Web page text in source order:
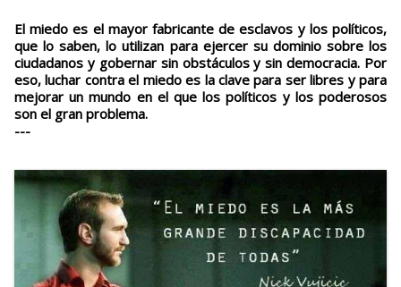
El miedo es el mayor fabricante de esclavos y los políticos,
que lo saben, lo utilizan para ejercer su dominio sobre los
ciudadanos y gobernar sin obstáculos y sin democracia. Por
eso, luchar contra el miedo es la clave para ser libres y para
mejorar un mundo en el que los políticos y los poderosos
son el gran problema.
---